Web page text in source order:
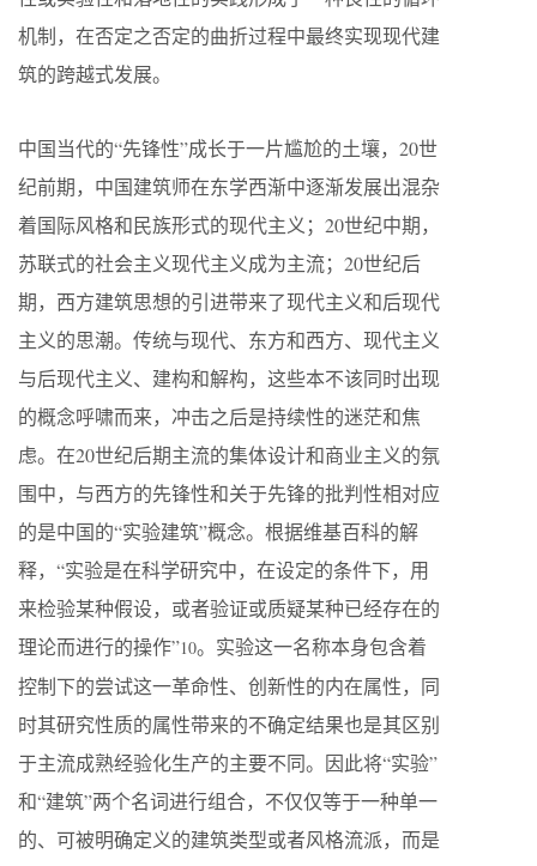
机制，在否定之否定的曲折过程中最终实现现代建
筑的跨越式发展。
中国当代的“先锋性”成长于一片尴尬的土壤，20世
纪前期，中国建筑师在东学西渐中逐渐发展出混杂
着国际风格和民族形式的现代主义；20世纪中期，
苏联式的社会主义现代主义成为主流；20世纪后
期，西方建筑思想的引进带来了现代主义和后现代
主义的思潮。传统与现代、东方和西方、现代主义
与后现代主义、建构和解构，这些本不该同时出现
的概念呼啸而来，冲击之后是持续性的迷茫和焦
虑。在20世纪后期主流的集体设计和商业主义的氛
围中，与西方的先锋性和关于先锋的批判性相对应
的是中国的“实验建筑”概念。根据维基百科的解
释，“实验是在科学研究中，在设定的条件下，用
来检验某种假设，或者验证或质疑某种已经存在的
理论而进行的操作”10。实验这一名称本身包含着
控制下的尝试这一革命性、创新性的内在属性，同
时其研究性质的属性带来的不确定结果也是其区别
于主流成熟经验化生产的主要不同。因此将“实验”
和“建筑”两个名词进行组合，不仅仅等于一种单一
的、可被明确定义的建筑类型或者风格流派，而是